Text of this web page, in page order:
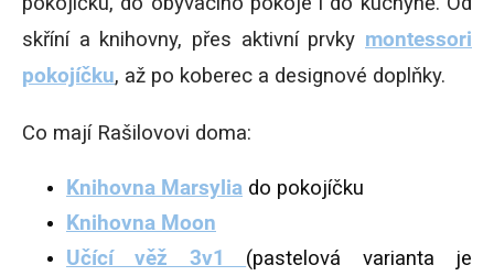
skříní a knihovny, přes aktivní prvky montessori
pokojíčku, až po koberec a designové doplňky.
Co mají Rašilovovi doma:
Knihovna Marsylia do pokojíčku
Knihovna Moon
Učící věž 3v1 (pastelová varianta je